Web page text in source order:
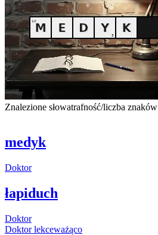
Znalezione słowatrafność/liczba znaków
medyk
Doktor
łapiduch
Doktor
Doktorlekceważąco